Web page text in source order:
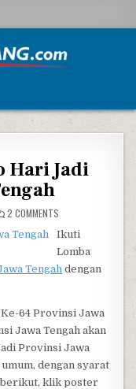
Hari Jadi
2 COMMENTSON LOMBA DESAIN
Ikuti
Lomba
Tengah dengan
64 Provinsi Jawa
Jawa Tengah akan
Provinsi Jawa
dengan syarat
berikut, klik poster